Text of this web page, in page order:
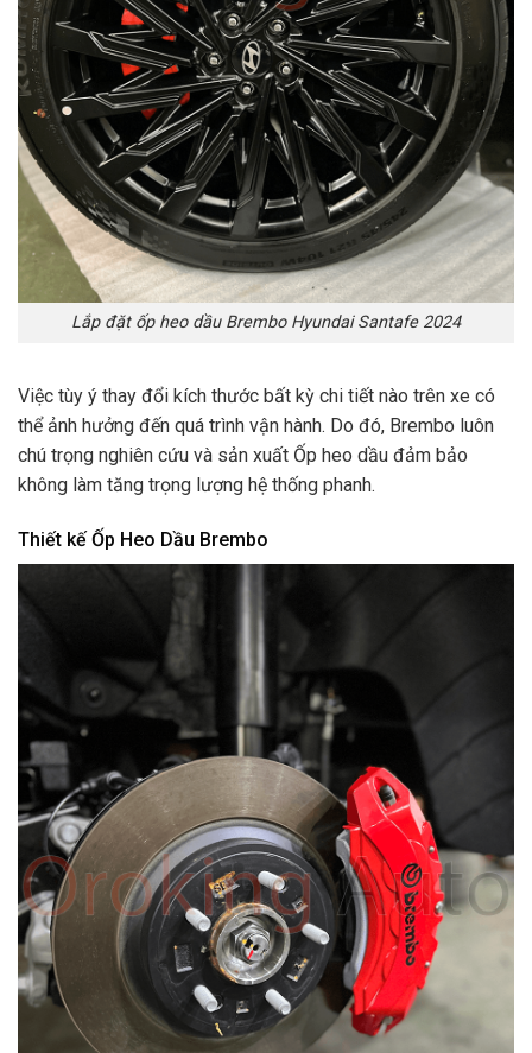
Lắp đặt ốp heo dầu Brembo Hyundai Santafe 2024
Việc tùy ý thay đổi kích thước bất kỳ chi tiết nào trên xe có
thể ảnh hưởng đến quá trình vận hành. Do đó, Brembo luôn
chú trọng nghiên cứu và sản xuất Ốp heo dầu đảm bảo
không làm tăng trọng lượng hệ thống phanh.
Thiết kế Ốp Heo Dầu Brembo